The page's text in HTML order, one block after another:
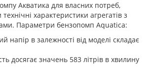
Акватика для власних потреб,
технічні характеристики агрегатів з
Параметри бензопомп Aquatica:
напір в залежності від моделі складає
досягає значень 583 літрів в хвилину